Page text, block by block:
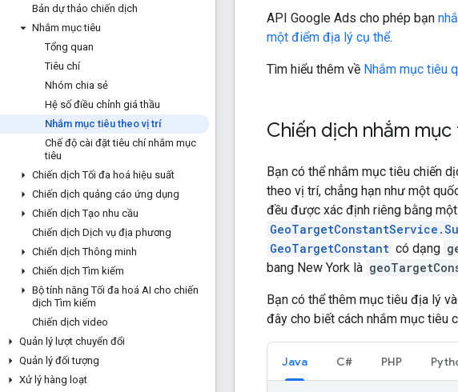
Bản dự thảo chiến dịch
Nhắm mục tiêu
Tổng quan
Tiêu chí
Nhóm chia sẻ
Hệ số điều chỉnh giá thầu
Nhắm mục tiêu theo vị trí
Chế độ cài đặt tiêu chí nhắm mục
tiêu
Chiến dịch Tối đa hoá hiệu suất
Chiến dịch quảng cáo ứng dụng
Chiến dịch Tạo nhu cầu
Chiến dịch Dịch vụ địa phương
Chiến dịch Thông minh
Chiến dịch Tìm kiếm
Bộ tính năng Tối đa hoá AI cho chiến
dịch Tìm kiếm
Chiến dịch video
Quản lý lượt chuyển đổi
Quản lý đối tượng
Xử lý hàng loạt
API Google Ads cho phép bạn
một điểm địa lý cụ thể.
Tìm hiểu thêm về Nhắm mục tiêu
Chiến dịch nhắm
Bạn có thể nhắm mục tiêu chiến
theo vị trí, chẳng hạn như một
đều được xác định riêng bằng
GeoTargetConstant có dạng
bang New York là
Bạn có thể thêm mục tiêu địa lý
đây cho biết cách nhắm mục tiêu
Java C# PHP